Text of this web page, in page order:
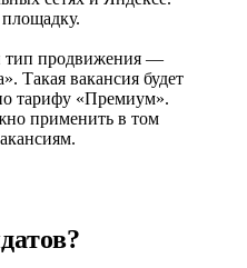
тип продвижения —
Такая вакансия будет
тарифу «Премиум».
применить в том